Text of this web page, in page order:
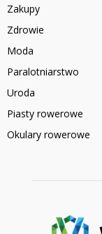
Zakupy
Zdrowie
Moda
Paralotniarstwo
Uroda
Piasty rowerowe
Okulary rowerowe